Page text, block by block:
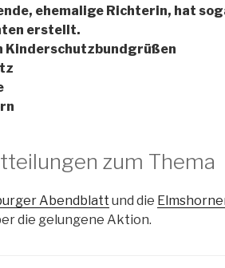
ehemalige Richterin, hat
erstellt.
Kinderschutzbundgrüßen
zum Thema
Abendblatt und die
die gelungene Aktion.